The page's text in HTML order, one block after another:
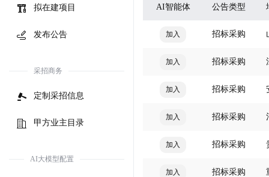
拟在建项目
发布公告
采招商务
定制采招信息
甲方业主目录
AI大模型配置
AI智能体 公告类型
加入 招标采购
加入 招标采购
加入 招标采购
加入 招标采购
加入 招标采购
加入 招标采购